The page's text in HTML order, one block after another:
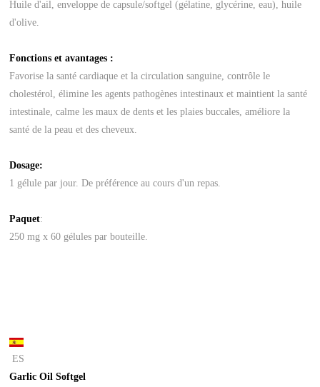
Huile d'ail, enveloppe de capsule/softgel (gélatine, glycérine, eau), huile
d'olive.
Fonctions et avantages :
Favorise la santé cardiaque et la circulation sanguine, contrôle le
cholestérol, élimine les agents pathogènes intestinaux et maintient la santé
intestinale, calme les maux de dents et les plaies buccales, améliore la
santé de la peau et des cheveux.
Dosage:
1 gélule par jour. De préférence au cours d'un repas.
Paquet:
250 mg x 60 gélules par bouteille.
ES
Garlic Oil Softgel